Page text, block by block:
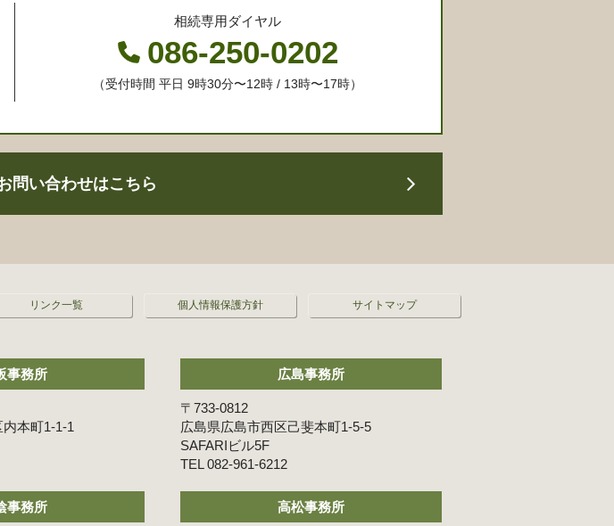
相続専用ダイヤル
086-250-0202
（受付時間 平日 9時30分〜12時 / 13時〜17時）
問い合わせはこちら
リンク一覧 個人情報保護方針 サイトマップ
事務所
本町1-1-1
広島事務所
〒733-0812
広島県広島市西区己斐本町1-5-5
SAFARIビル5F
082-961-6212
事務所 高松事務所